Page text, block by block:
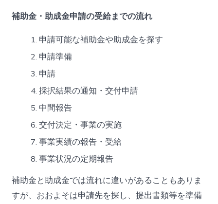
補助金・助成金申請の受給までの流れ
申請可能な補助金や助成金を探す
申請準備
申請
採択結果の通知・交付申請
中間報告
交付決定・事業の実施
事業実績の報告・受給
事業状況の定期報告
補助金と助成金では流れに違いがあることもありま
すが、おおよそは申請先を探し、提出書類等を準備